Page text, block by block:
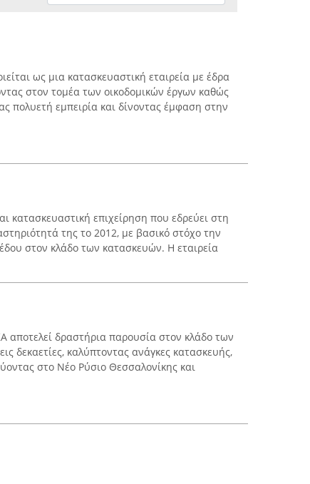
ως μια κατασκευαστική εταιρεία με έδρα
στον τομέα των οικοδομικών έργων καθώς
πολυετή εμπειρία και δίνοντας έμφαση στην
κατασκευαστική επιχείρηση που εδρεύει στη
της το 2012, με βασικό στόχο την
στον κλάδο των κατασκευών. Η εταιρεία
αποτελεί δραστήρια παρουσία στον κλάδο των
δεκαετίες, καλύπτοντας ανάγκες κατασκευής,
στο Νέο Ρύσιο Θεσσαλονίκης και